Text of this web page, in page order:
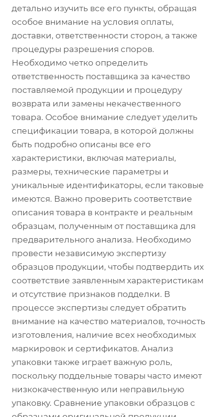
детально изучить все его пункты, обращая
особое внимание на условия оплаты,
доставки, ответственности сторон, а также
процедуры разрешения споров.
Необходимо четко определить
ответственность поставщика за качество
поставляемой продукции и процедуру
возврата или замены некачественного
товара. Особое внимание следует уделить
спецификации товара, в которой должны
быть подробно описаны все его
характеристики, включая материалы,
размеры, технические параметры и
уникальные идентификаторы, если таковые
имеются. Важно проверить соответствие
описания товара в контракте и реальным
образцам, полученным от поставщика для
предварительного анализа. Необходимо
провести независимую экспертизу
образцов продукции, чтобы подтвердить их
соответствие заявленным характеристикам
и отсутствие признаков подделки. В
процессе экспертизы следует обратить
внимание на качество материалов, точность
изготовления, наличие всех необходимых
маркировок и сертификатов. Анализ
упаковки также играет важную роль,
поскольку поддельные товары часто имеют
низкокачественную или неправильную
упаковку. Сравнение упаковки образцов с